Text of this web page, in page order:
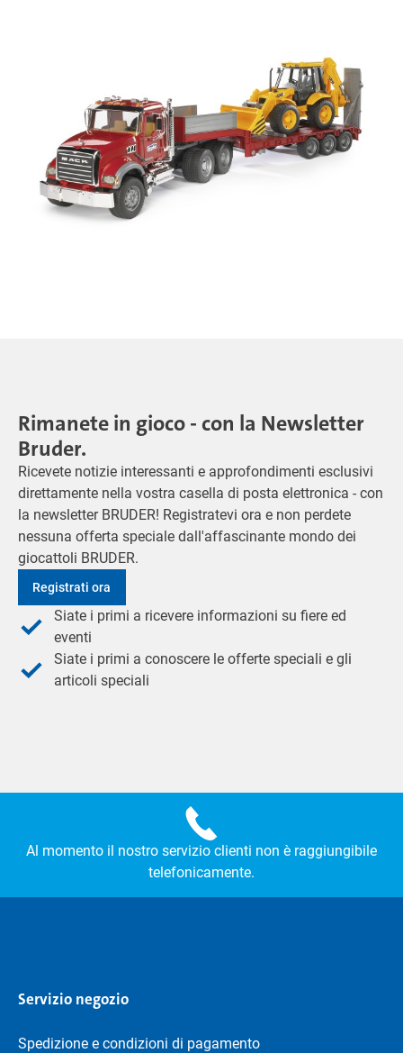
Rimanete in gioco - con la Newsletter
Bruder.
Ricevete notizie interessanti e approfondimenti esclusivi
direttamente nella vostra casella di posta elettronica - con
la newsletter BRUDER! Registratevi ora e non perdete
nessuna offerta speciale dall'affascinante mondo dei
giocattoli BRUDER.
Registrati ora
Siate i primi a ricevere informazioni su fiere ed
eventi
Siate i primi a conoscere le offerte speciali e gli
articoli speciali
Al momento il nostro servizio clienti non è raggiungibile
telefonicamente.
Servizio negozio
Spedizione e condizioni di pagamento